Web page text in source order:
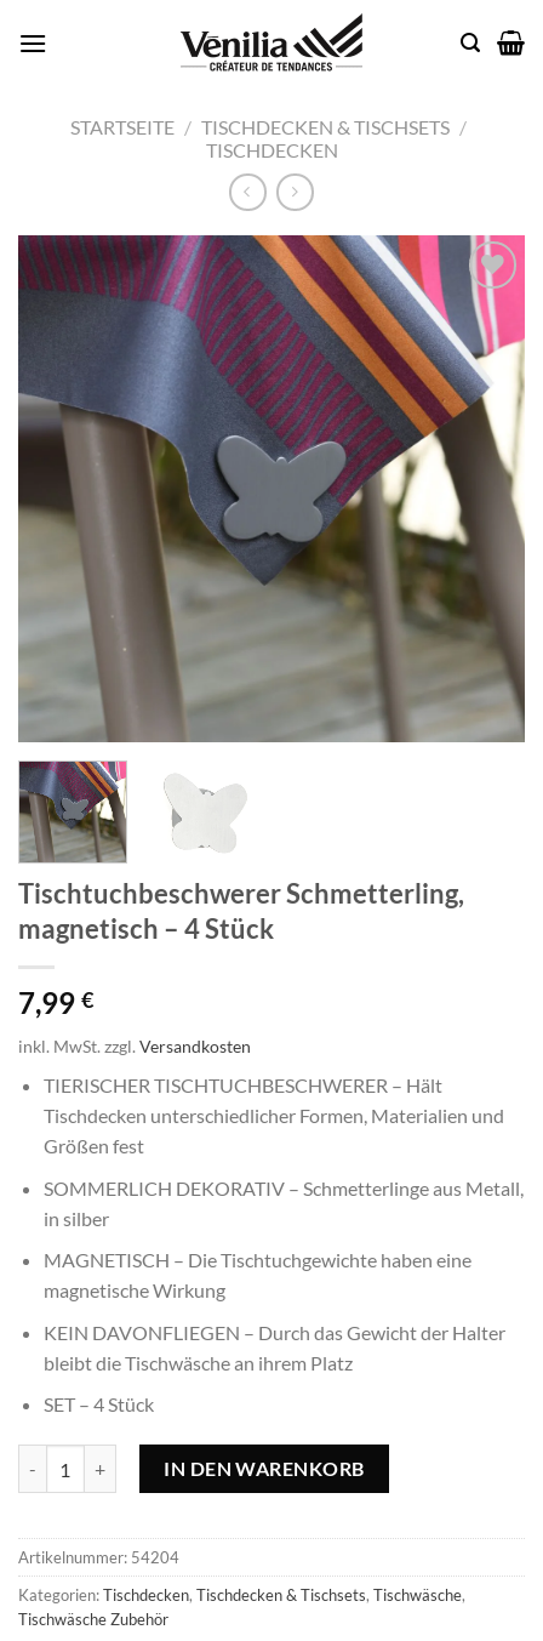
Inhalt
STARTSEITE / TISCHDECKEN & TISCHSETS /
TISCHDECKEN
Add to
wishlist
Tischtuchbeschwerer Schmetterling,
magnetisch – 4 Stück
7,99 €
inkl. MwSt. zzgl. Versandkosten
TIERISCHER TISCHTUCHBESCHWERER – Hält
Tischdecken unterschiedlicher Formen, Materialien und
Größen fest
SOMMERLICH DEKORATIV – Schmetterlinge aus Metall,
in silber
MAGNETISCH – Die Tischtuchgewichte haben eine
magnetische Wirkung
KEIN DAVONFLIEGEN – Durch das Gewicht der Halter
bleibt die Tischwäsche an ihrem Platz
SET – 4 Stück
IN DEN WARENKORB
Artikelnummer: 54204
Kategorien:Tischdecken, Tischdecken & Tischsets, Tischwäsche,
Tischwäsche Zubehör